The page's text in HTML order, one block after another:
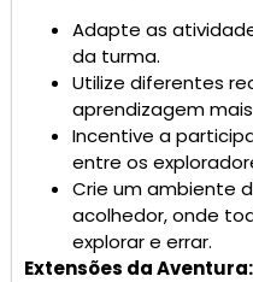
Adapte as
da turma.
Utilize diferentes
aprendizagem
Incentive a
entre os
Crie um ambiente
acolhedor, onde
explorar e errar.
Extensões da Aventura: